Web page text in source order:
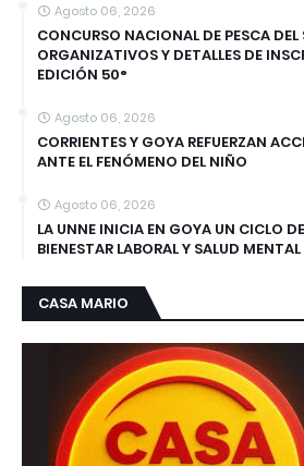
Agosto 06, 2026
CONCURSO NACIONAL DE PESCA DEL
ORGANIZATIVOS Y DETALLES DE
EDICIÓN 50°
Agosto 06, 2026
CORRIENTES Y GOYA REFUERZAN
ANTE EL FENÓMENO DEL NIÑO
Agosto 06, 2026
LA UNNE INICIA EN GOYA UN CICLO
BIENESTAR LABORAL Y SALUD
CASA MARIO